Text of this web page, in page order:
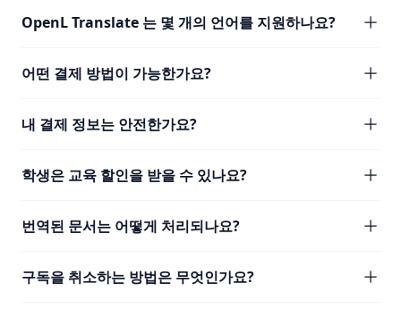
OpenL Translate 는 몇 개의 언어를 지원하나요?
어떤 결제 방법이 가능한가요?
내 결제 정보는 안전한가요?
학생은 교육 할인을 받을 수 있나요?
번역된 문서는 어떻게 처리되나요?
구독을 취소하는 방법은 무엇인가요?